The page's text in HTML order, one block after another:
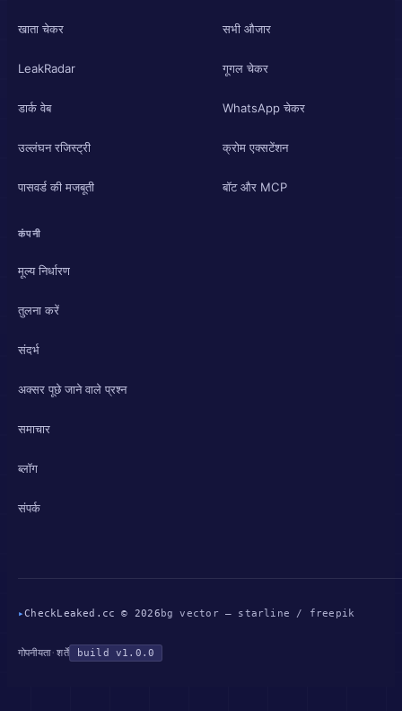
खाता चेकर
LeakRadar
डार्क वेब
उल्लंघन रजिस्ट्री
पासवर्ड की मजबूती
सभी औजार
गूगल चेकर
WhatsApp चेकर
क्रोम एक्सटेंशन
बॉट और MCP
कंपनी
मूल्य निर्धारण
तुलना करें
संदर्भ
अक्सर पूछे जाने वाले प्रश्न
समाचार
ब्लॉग
संपर्क
▸CheckLeaked.cc © 2026 bg vector — starline / freepik
गोपनीयता·शर्तें build v1.0.0